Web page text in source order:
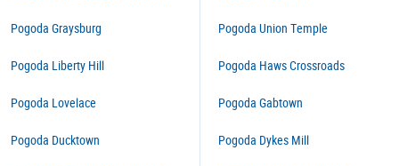
Pogoda Graysburg
Pogoda Liberty Hill
Pogoda Lovelace
Pogoda Ducktown
Pogoda Union Temple
Pogoda Haws Crossroads
Pogoda Gabtown
Pogoda Dykes Mill